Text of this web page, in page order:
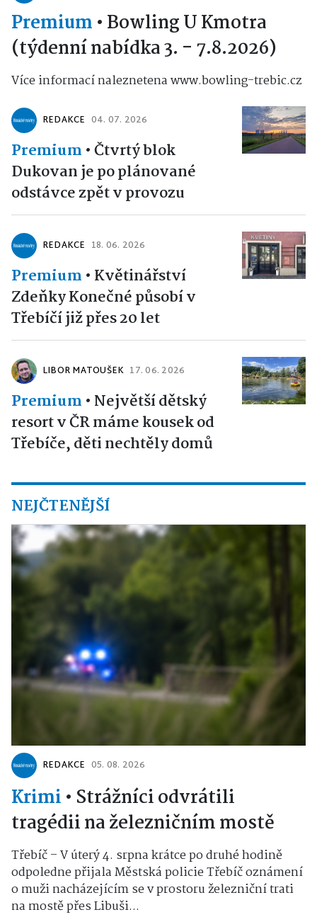
Premium • Bowling U Kmotra
(týdenní nabídka 3. - 7.8.2026)
Více informací naleznetena www.bowling-trebic.cz
REDAKCE 04. 07. 2026
Premium •Čtvrtý blok
Dukovan je po plánované
odstávce zpět v provozu
REDAKCE 18. 06. 2026
Premium • Květinářství
Zdeňky Konečné působí v
Třebíčí již přes 20 let
LIBOR MATOUŠEK 17. 06. 2026
Premium • Největší dětský
resort v ČR máme kousek od
Třebíče, děti nechtěly domů
NEJČTENĚJŠÍ
REDAKCE 05. 08. 2026
Krimi • Strážníci odvrátili
tragédii na železničním mostě
Třebíč – V úterý 4. srpna krátce po druhé hodině
odpoledne přijala Městská policie Třebíč oznámení
o muži nacházejícím se v prostoru železniční trati
na mostě přes Libuši...